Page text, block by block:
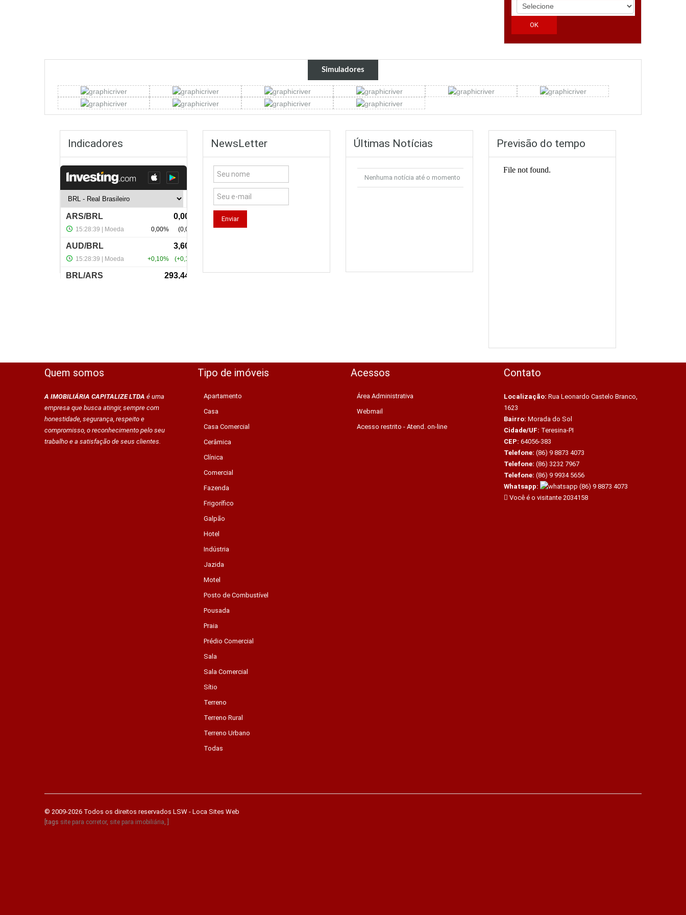
Simuladores
Indicadores NewsLetter Últimas Notícias
Nenhuma notícia até o momento
Previsão do tempo
Quem somos
A IMOBILIÁRIA CAPITALIZE LTDA é uma
empresa que busca atingir, sempre com
honestidade, segurança, respeito e
compromisso, o reconhecimento pelo seu
trabalho e a satisfação de seus clientes.
Tipo de imóveis
Apartamento
Casa
Casa Comercial
Cerâmica
Clínica
Comercial
Fazenda
Frigorífico
Galpão
Hotel
Indústria
Jazida
Motel
Posto de Combustível
Pousada
Praia
Prédio Comercial
Sala
Sala Comercial
Sítio
Terreno
Terreno Rural
Terreno Urbano
Todas
Acessos
Área Administrativa
Webmail
Acesso restrito - Atend. on-line
Contato
Localização: Rua Leonardo Castelo Branco,
1623
Bairro: Morada do Sol
Cidade/UF: Teresina-PI
CEP: 64056-383
Telefone: (86) 9 8873 4073
Telefone: (86) 3232 7967
Telefone: (86) 9 9934 5656
Whatsapp:
(86) 9 8873 4073
Você é o visitante 2034158
© 2009-2026 Todos os direitos reservados LSW - Loca Sites Web
[tags site para corretor, site para imobiliária